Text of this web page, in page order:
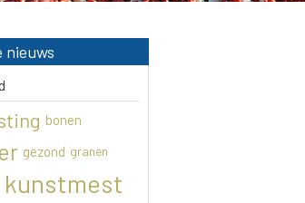
nieuws
bonen
gezond granen
kunstmest